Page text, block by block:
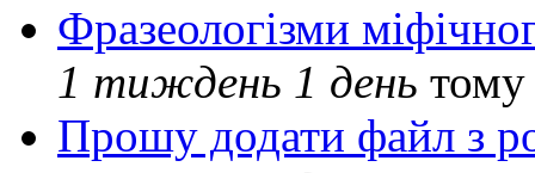
Фразеологізми
1 тиждень 1 день тому
Прошу додати файл з